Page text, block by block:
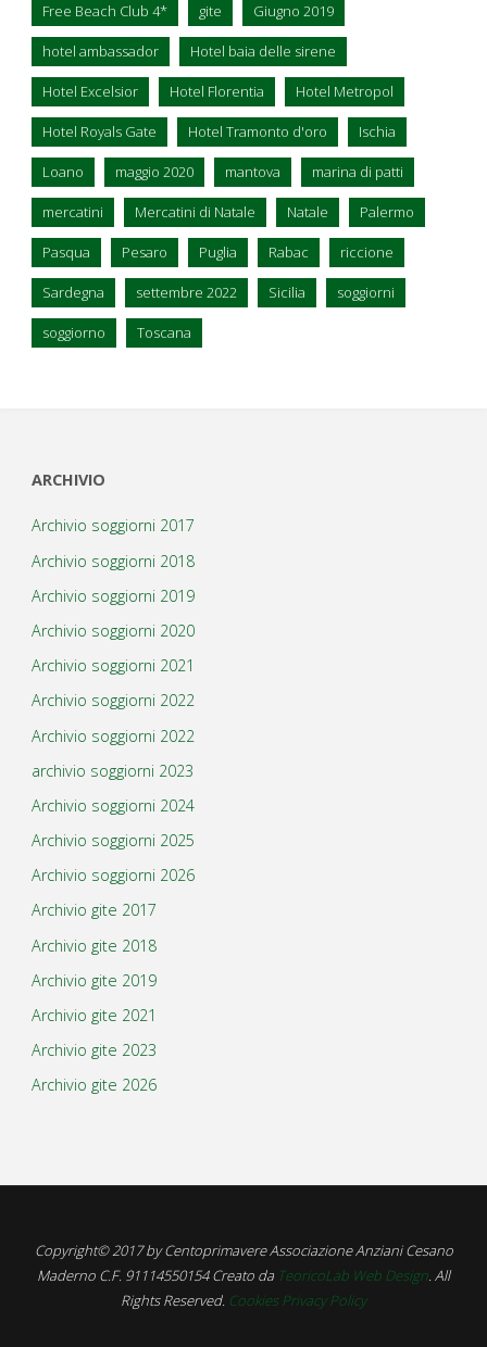
Free Beach Club 4* gite Giugno 2019
hotel ambassador Hotel baia delle sirene
Hotel Excelsior Hotel Florentia Hotel Metropol
Hotel Royals Gate Hotel Tramonto d'oro Ischia
Loano maggio 2020 mantova marina di patti
mercatini Mercatini di Natale Natale Palermo
Pasqua Pesaro Puglia Rabac riccione
Sardegna settembre 2022 Sicilia soggiorni
soggiorno Toscana
ARCHIVIO
Archivio soggiorni 2017
Archivio soggiorni 2018
Archivio soggiorni 2019
Archivio soggiorni 2020
Archivio soggiorni 2021
Archivio soggiorni 2022
Archivio soggiorni 2022
archivio soggiorni 2023
Archivio soggiorni 2024
Archivio soggiorni 2025
Archivio soggiorni 2026
Archivio gite 2017
Archivio gite 2018
Archivio gite 2019
Archivio gite 2021
Archivio gite 2023
Archivio gite 2026
Copyright© 2017 by Centoprimavere Associazione Anziani Cesano
Maderno C.F. 91114550154 Creato da TeoricoLab Web Design. All
Rights Reserved. Cookies Privacy Policy